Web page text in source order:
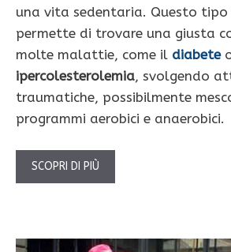
una vita sedentaria. Questo
permette di trovare una giusta
molte malattie, come il diabete
ipercolesterolemia, svolgendo
traumatiche, possibilmente
programmi aerobici e anaerobici.
SCOPRI DI PIÙ